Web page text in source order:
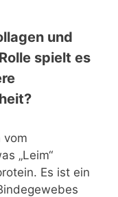
und
spielt es
vom
„Leim“
Es ist ein